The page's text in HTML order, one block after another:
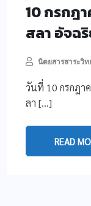
10 กรกฎ
สลา อัจฉ
นิตยสารสาระวิ
วันที่ 10 กรกฎา
ลา […]
READ